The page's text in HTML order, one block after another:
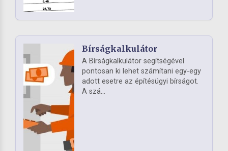
Bírságkalkulátor
A Bírságkalkulátor segítségével
pontosan ki lehet számítani egy-egy
adott esetre az építésügyi bírságot.
A szá...